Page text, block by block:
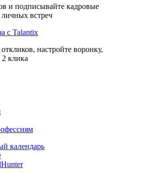
и подписывайте кадровые
встреч
с Talantix
настройте воронку,
2 клика
календарь